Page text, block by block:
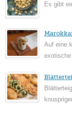
Es gibt
Auf eine